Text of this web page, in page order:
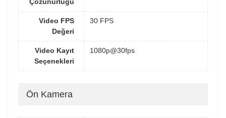
Çözünürlüğü
Video FPS
Değeri
30 FPS
Video Kayıt
Seçenekleri
1080p@30fps
Ön Kamera